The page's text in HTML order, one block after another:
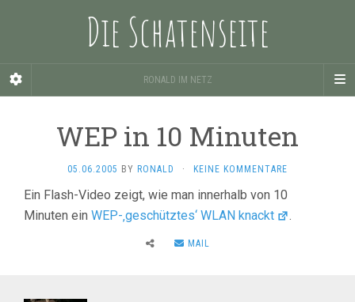
Die Schatenseite
RONALD IM NETZ
WEP in 10 Minuten
05.06.2005 BY RONALD · KEINE KOMMENTARE
Ein Flash-Video zeigt, wie man innerhalb von 10
Minuten ein WEP-‚geschütztes‘ WLAN knackt .
MAIL